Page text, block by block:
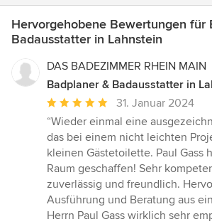
Hervorgehobene Bewertungen für
Badausstatter in Lahnstein
DAS BADEZIMMER RHEIN MAIN
Badplaner & Badausstatter in
Durchschnittliche
Bewertung:
5
von
5
Sternen
31. Januar 2024
“Wieder einmal eine
das bei einem nicht leichten
kleinen Gästetoilette. Paul Gass
Raum geschaffen! Sehr
zuverlässig und freundlich.
Ausführung und Beratung aus
Herrn Paul Gass wirklich sehr